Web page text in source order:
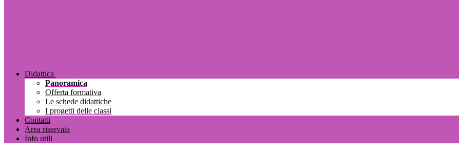
Didattica
Panoramica
Offerta formativa
Le schede didattiche
I progetti delle classi
Contatti
Area riservata
Info utili